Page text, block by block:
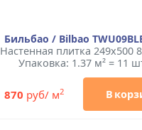
Бильбао / Bilbao
Настенная плитка 249x500
Упаковка: 1.37 м² = 11
870 руб/ м2 В